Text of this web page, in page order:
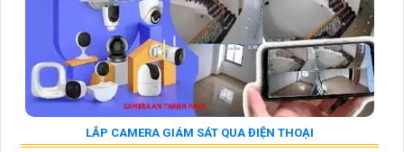
LẮP CAMERA GIÁM SÁT QUA ĐIỆN THOẠI